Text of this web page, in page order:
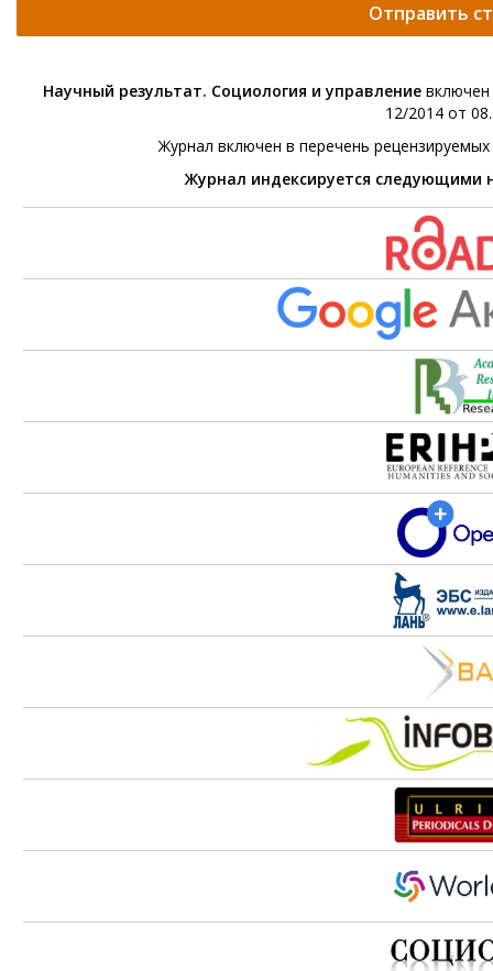
Отправить
Научный результат. Социология и управление
12/2014 от
Журнал включен в перечень
Журнал индексируется